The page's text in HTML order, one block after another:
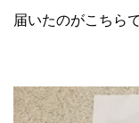
届いたのがこちらで